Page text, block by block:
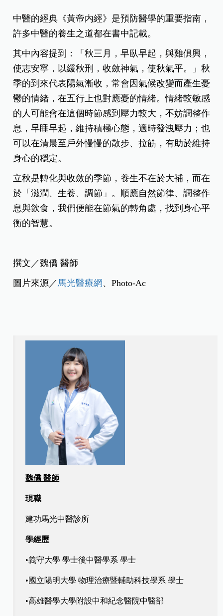
中醫的經典《黃帝内經》是預防醫學的重要指南，
許多中醫的養生之道都在書中記載。
其中內容提到：「秋三月，早臥早起，與雞俱興，
使志安寧，以緩秋刑，收斂神氣，使秋氣平。」秋
季的到來代表陽氣漸收，常會因氣候改變而產生憂
鬱的情緒，在五行上也對應憂的情緒。情緒較敏感
的人可能會在這個時節感到壓力較大，不妨調整作
息，早睡早起，維持積極心態，適時發洩壓力；也
可以在清晨至戶外慢慢的散步、拉筋，有助於維持
身心的穩定。
立秋是轉化與收斂的季節，養生不在於大補，而在
於「滋潤、生養、調節」。順應自然節律、調整作
息與飲食，我們便能在節氣的轉角處，找到身心平
衡的智慧。
撰文／魏僑 醫師
圖片來源／ 馬光醫療網、Photo-Ac
魏僑 醫師
現職
建功馬光中醫診所
學經歷
•義守大學 學士後中醫學系 學士
•國立陽明大學 物理治療暨輔助科技學系 學士
•高雄醫學大學附設中和紀念醫院中醫部